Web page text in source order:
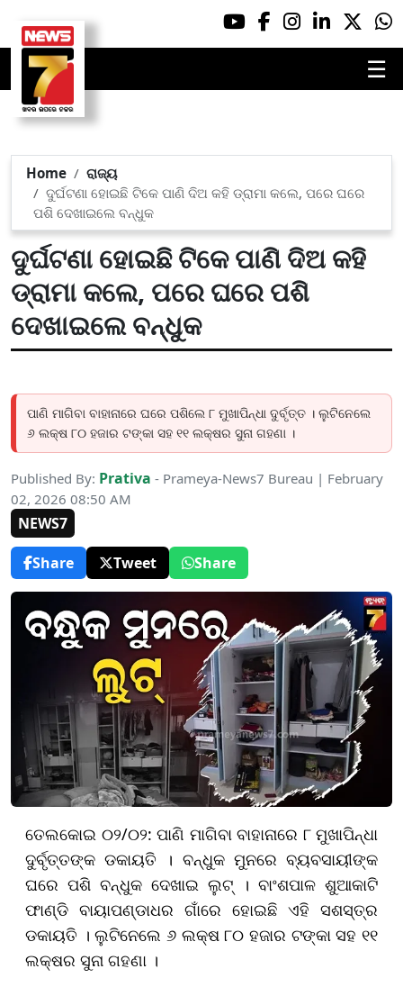
☰
Home
ରାଜ୍ୟ
ଦୁର୍ଘଟଣା ହୋଇଛି ଟିକେ ପାଣି ଦିଅ କହି ଡ୍ରାମା କଲେ, ପରେ ଘରେ
ପଶି ଦେଖାଇଲେ ବନ୍ଧୁକ
ଦୁର୍ଘଟଣା ହୋଇଛି ଟିକେ ପାଣି ଦିଅ କହି
ଡ୍ରାମା କଲେ, ପରେ ଘରେ ପଶି
ଦେଖାଇଲେ ବନ୍ଧୁକ
ପାଣି ମାଗିବା ବାହାନାରେ ଘରେ ପଶିଲେ ୮ ମୁଖାପିନ୍ଧା ଦୁର୍ବୃତ୍ତ । ଲୁଟିନେଲେ
୬ ଲକ୍ଷ ୮୦ ହଜାର ଟଙ୍କା ସହ ୧୧ ଲକ୍ଷର ସୁନା ଗହଣା ।
Published By: Prativa - Prameya-News7 Bureau | February
02, 2026 08:50 AM
NEWS7
Share
Tweet Share
ତେଲକୋଇ ୦୨/୦୨: ପାଣି ମାଗିବା ବାହାନାରେ ୮ ମୁଖାପିନ୍ଧା
ଦୁର୍ବୃତ୍ତଙ୍କ ଡକାୟତି । ବନ୍ଧୁକ ମୁନରେ ବ୍ୟବସାୟୀଙ୍କ
ଘରେ ପଶି ବନ୍ଧୁକ ଦେଖାଇ ଲୁଟ୍ । ବାଂଶପାଳ ଶୁଆକାଟି
ଫାଣ୍ଡି ବାୟାପଣ୍ଡାଧର ଗାଁରେ ହୋଇଛି ଏହି ସଶସ୍ତ୍ର
ଡକାୟତି । ଲୁଟିନେଲେ ୬ ଲକ୍ଷ ୮୦ ହଜାର ଟଙ୍କା ସହ ୧୧
ଲକ୍ଷର ସୁନା ଗହଣା ।